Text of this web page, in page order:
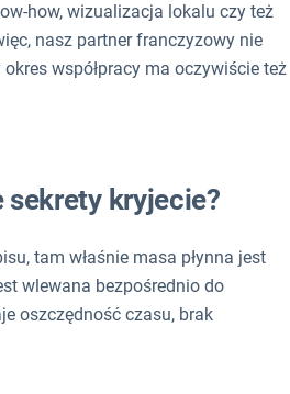
how, wizualizacja lokalu czy też
nasz partner franczyzowy nie
współpracy ma oczywiście też
sekrety kryjecie?
tam właśnie masa płynna jest
wlewana bezpośrednio do
oszczędność czasu, brak